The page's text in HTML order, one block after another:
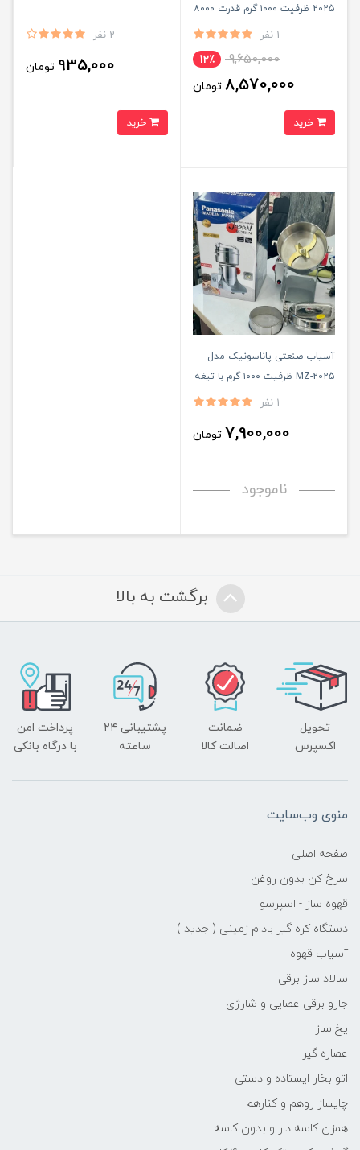
2025 ظرفیت ۱۰۰۰ گرم قدرت ۸۰۰۰
وات تیغه طلایی
1 نفر
9,650,000 12٪
8,570,000 تومان
2 نفر
935,000 تومان
آسیاب صنعتی پاناسونیک مدل
MZ-2025 ظرفیت ۱۰۰۰ گرم با تیغه
1 نفر
7,900,000 تومان
ناموجود
برگشت به بالا
تحویل
اکسپرس
ضمانت
اصالت کالا
پشتیبانی ۲۴
ساعته
پرداخت امن
با درگاه بانکی
منوی وب‌سایت
صفحه اصلی
سرخ کن بدون روغن
قهوه ساز - اسپرسو
دستگاه کره گیر بادام زمینی ( جدید )
آسیاب قهوه
سالاد ساز برقی
جارو برقی عصایی و شارژی
یخ ساز
عصاره گیر
اتو بخار ایستاده و دستی
چایساز روهم و کنارهم
همزن کاسه دار و بدون کاسه